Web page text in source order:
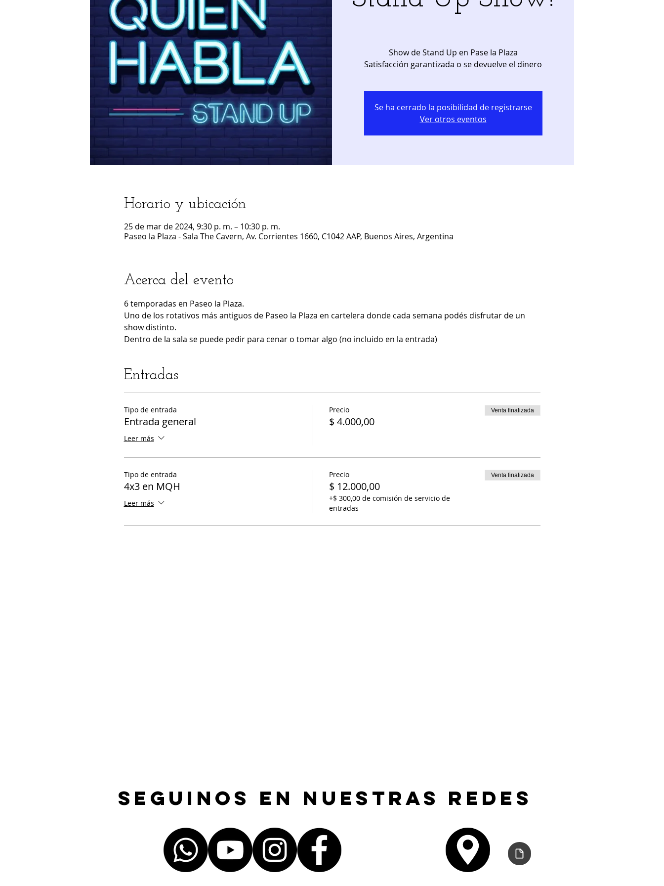
Show de Stand Up en Pase la Plaza
Satisfacción garantizada o se devuelve el dinero
Se ha cerrado la posibilidad de registrarse
Ver otros eventos
Horario y ubicación
25 de mar de 2024, 9:30 p. m. – 10:30 p. m.
Paseo la Plaza - Sala The Cavern, Av. Corrientes 1660, C1042 AAP, Buenos Aires, Argentina
Acerca del evento
6 temporadas en Paseo la Plaza.
Uno de los rotativos más antiguos de Paseo la Plaza en cartelera donde cada semana podés disfrutar de un
show distinto.
Dentro de la sala se puede pedir para cenar o tomar algo (no incluido en la entrada)
Entradas
Tipo de entrada
Entrada general
Leer más
Precio
$ 4.000,00
Venta finalizada
Tipo de entrada
4x3 en MQH
Leer más
Precio
$ 12.000,00
+$ 300,00 de comisión de servicio de
entradas
Venta finalizada
Seguinos en nuestras redes